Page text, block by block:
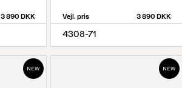
3 890 DKK Vejl. pris 3 890 DKK
4308-71